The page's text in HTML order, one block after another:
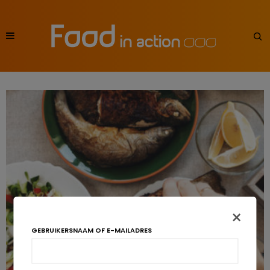
×
GEBRUIKERSNAAM OF E-MAILADRES